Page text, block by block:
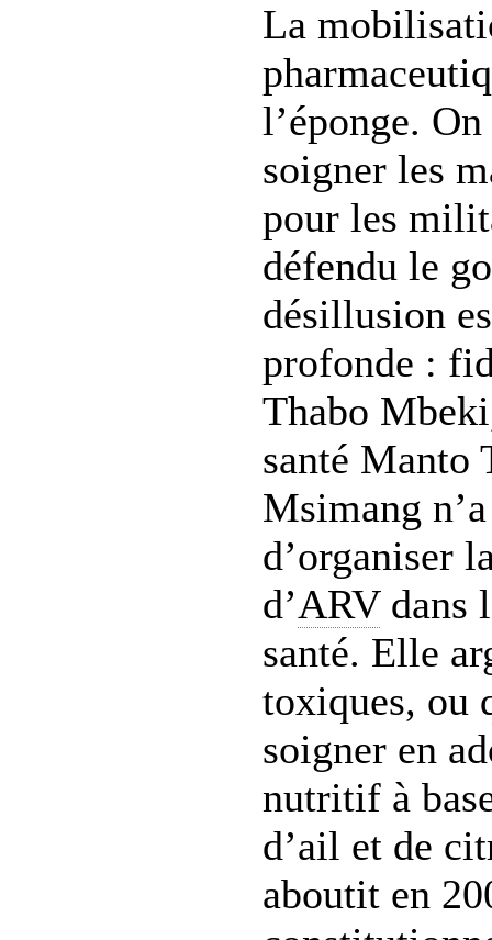
La
l’éponge.
soigner les
pour les
défendu le
désillusion
profonde :
Thabo
santé Manto
Msimang
d’organiser
d’ARVdans
santé. Elle
toxiques, ou
soigner en
nutritif à
d’ail et de
aboutit en